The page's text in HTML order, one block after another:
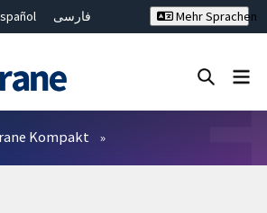
فارسی
繁體中文
Mehr Sprachen
Kompakt